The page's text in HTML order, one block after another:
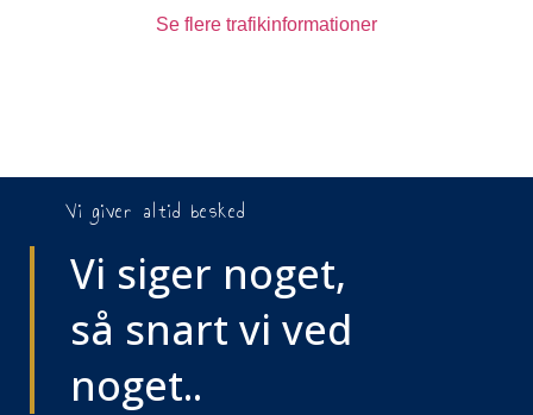
Se flere trafikinformationer
Vi giver altid besked
Vi siger noget,
så snart vi ved
noget..